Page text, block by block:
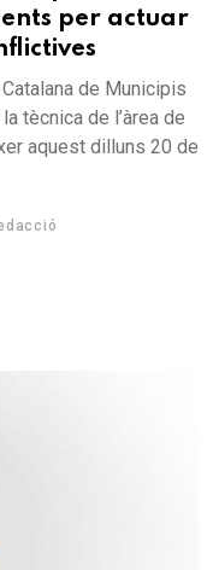
per actuar
de Municipis
tècnica de l’àrea de
aquest dilluns 20 de